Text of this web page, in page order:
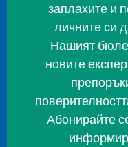
заплахите и
личните си
Нашият
новите
Абонирайте